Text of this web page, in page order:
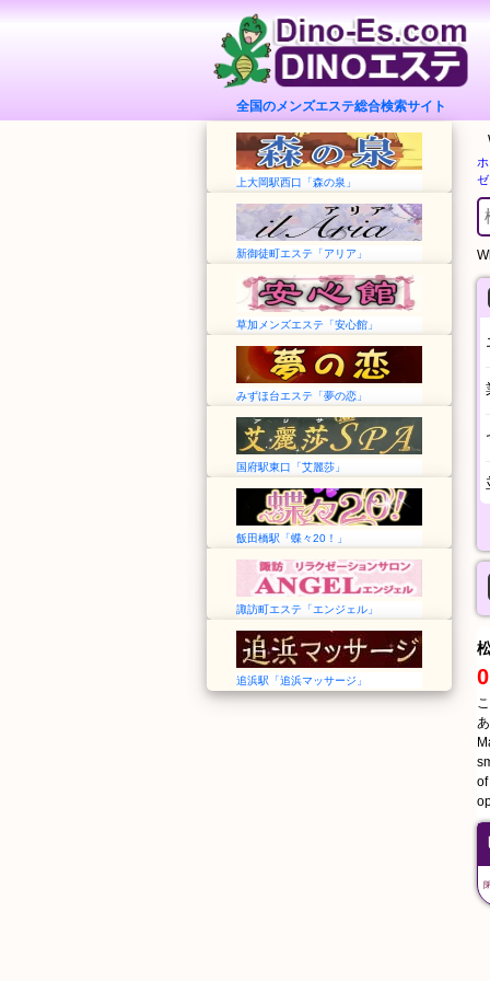
全国のメンズエステ総合検索サイト
上大岡駅西口「森の泉」
新御徒町エステ「アリア」
草加メンズエステ「安心館」
みずほ台エステ「夢の恋」
国府駅東口「艾麗莎」
飯田橋駅「蝶々20！」
諏訪町エステ「エンジェル」
追浜駅「追浜マッサージ」 0